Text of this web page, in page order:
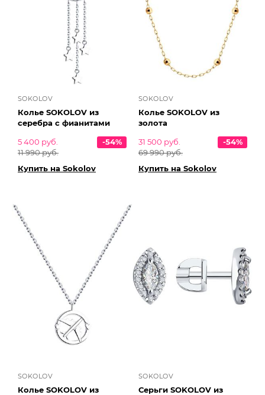
SOKOLOV
Колье SOKOLOV из
серебра с фианитами
5 400 руб.
11 990 руб.
-54%
Купить на Sokolov
SOKOLOV
Колье SOKOLOV из
золота
31 500 руб.
69 990 руб.
-54%
Купить на Sokolov
SOKOLOV
Колье SOKOLOV из
SOKOLOV
Серьги SOKOLOV из